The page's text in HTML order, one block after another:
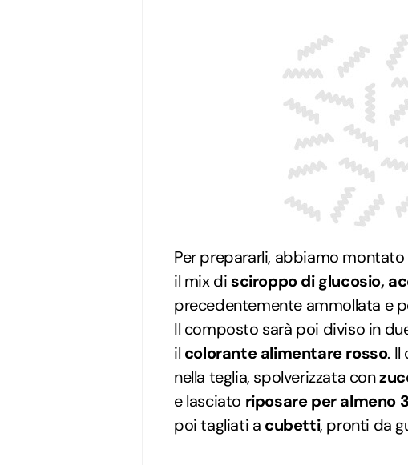
Per prepararli, abbiamo montato
il mix di sciroppo di glucosio,
precedentemente ammollata e
Il composto sarà poi diviso in
il colorante alimentare rosso.
nella teglia, spolverizzata con
e lasciato riposare per almeno
poi tagliati a cubetti, pronti da